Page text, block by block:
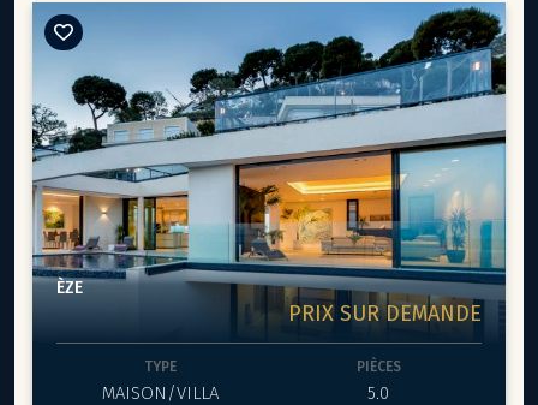
ÈZE
PRIX SUR DEMANDE
TYPE
MAISON/VILLA
PIÈCES
5.0